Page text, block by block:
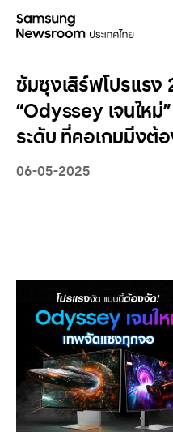
ซัมซุงเสิร์ฟโปรแร
“Odyssey เจนใหม่
ระดับ ที่คอเกมมิ่งต้
06-05-2025